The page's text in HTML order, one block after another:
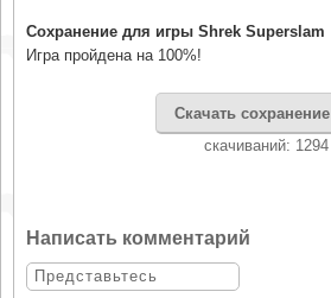
Сохранение для игры Shrek Superslam
Игра пройдена на 100%!
Скачать сохранение
cкачиваний: 1294
Написать комментарий